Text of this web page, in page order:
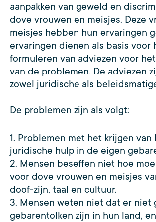
aanpakken van geweld en
dove vrouwen en meisjes. Deze
meisjes hebben hun ervaringen
ervaringen dienen als basis voor
formuleren van adviezen voor
van de problemen. De adviezen
zowel juridische als
De problemen zijn als volgt:
1. Problemen met het krijgen van
juridische hulp in de eigen
2. Mensen beseffen niet hoe
voor dove vrouwen en meisjes
doof-zijn, taal en cultuur.
3. Mensen weten niet dat er niet
gebarentolken zijn in hun land,